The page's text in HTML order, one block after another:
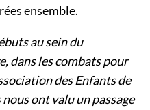
ensemble.
au sein du
dans les combats pour
des Enfants de
ont valu un passage